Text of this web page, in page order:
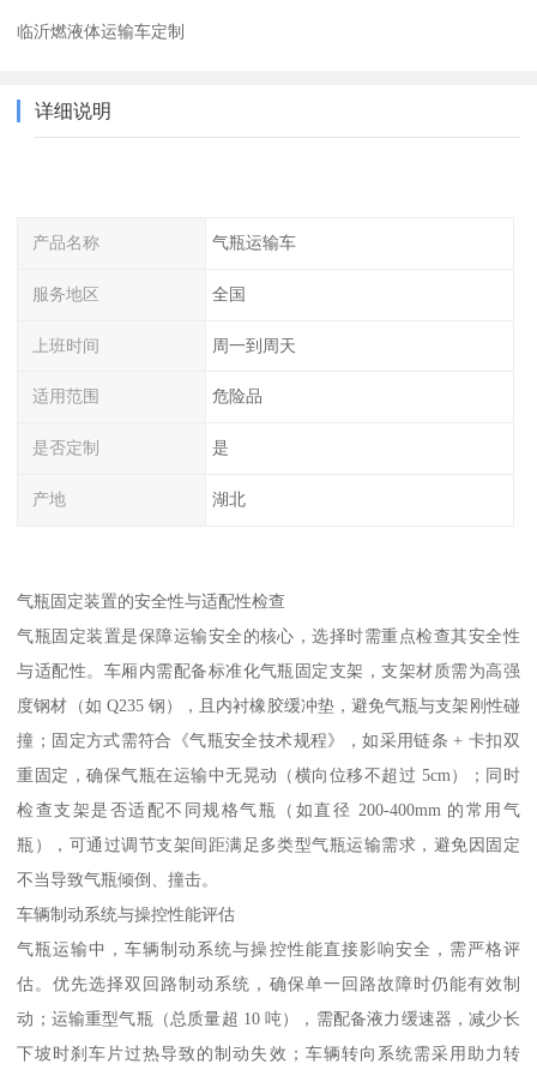
临沂燃液体运输车定制
详细说明
产品名称 气瓶运输车
服务地区 全国
上班时间 周一到周天
适用范围 危险品
是否定制 是
产地 湖北
气瓶固定装置的安全性与适配性检查​
气瓶固定装置是保障运输安全的核心，选择时需重点检查其安全性
与适配性。车厢内需配备标准化气瓶固定支架，支架材质需为高强
度钢材（如 Q235 钢），且内衬橡胶缓冲垫，避免气瓶与支架刚性碰
撞；固定方式需符合《气瓶安全技术规程》，如采用链条 + 卡扣双
重固定，确保气瓶在运输中无晃动（横向位移不超过 5cm）；同时
检查支架是否适配不同规格气瓶（如直径 200-400mm 的常用气
瓶），可通过调节支架间距满足多类型气瓶运输需求，避免因固定
不当导致气瓶倾倒、撞击。​
车辆制动系统与操控性能评估​
气瓶运输中，车辆制动系统与操控性能直接影响安全，需严格评
估。优先选择双回路制动系统，确保单一回路故障时仍能有效制
动；运输重型气瓶（总质量超 10 吨），需配备液力缓速器，减少长
下坡时刹车片过热导致的制动失效；车辆转向系统需采用助力转